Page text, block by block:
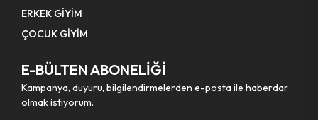
ERKEK GİYİM
ÇOCUK GİYİM
E-BÜLTEN ABONELİĞİ
Kampanya, duyuru, bilgilendirmelerden e-posta ile haberdar
olmak istiyorum.